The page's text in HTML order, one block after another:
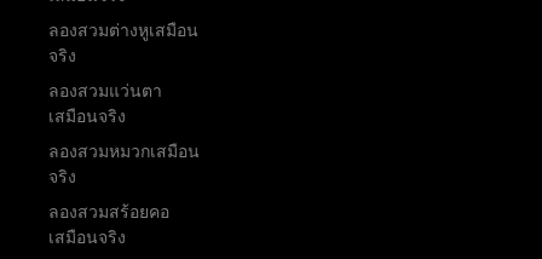
ลองสวมต่างหูเสมือน
จริง
ลองสวมแว่นตา
เสมือนจริง
ลองสวมหมวกเสมือน
จริง
ลองสวมสร้อยคอ
เสมือนจริง